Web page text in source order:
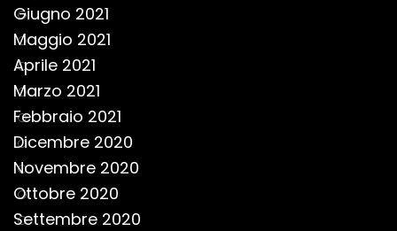
Giugno 2021
Maggio 2021
Aprile 2021
Marzo 2021
Febbraio 2021
Dicembre 2020
Novembre 2020
Ottobre 2020
Settembre 2020